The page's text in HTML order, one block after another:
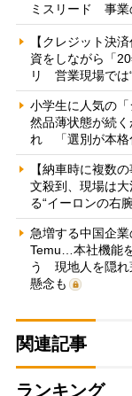
ミスリード 事業
【クレジット決
資をしながら「
リ 営業現場では
小学生に人気の
然品薄状態が続
れ 「選別が本格
【納車時に複数
文殺到、現場は
る“イーロンの右
急増する中国企
Temu…本社機能
う 現地人を隠れ
懸念も
関連記事
ランキング